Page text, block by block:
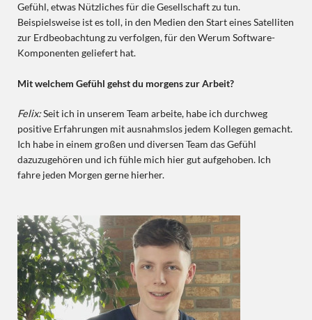
Gefühl, etwas Nützliches für die Gesellschaft zu tun.
Beispielsweise ist es toll, in den Medien den Start eines Satelliten
zur Erdbeobachtung zu verfolgen, für den Werum Software-
Komponenten geliefert hat.
Mit welchem Gefühl gehst du morgens zur Arbeit?
Felix:Seit ich in unserem Team arbeite, habe ich durchweg
positive Erfahrungen mit ausnahmslos jedem Kollegen gemacht.
Ich habe in einem großen und diversen Team das Gefühl
dazuzugehören und ich fühle mich hier gut aufgehoben. Ich
fahre jeden Morgen gerne hierher.